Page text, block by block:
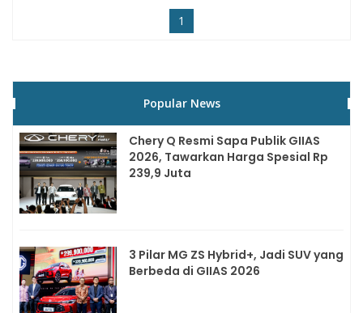
1
Popular News
Chery Q Resmi Sapa Publik GIIAS
2026, Tawarkan Harga Spesial Rp
239,9 Juta
3 Pilar MG ZS Hybrid+, Jadi SUV yang
Berbeda di GIIAS 2026